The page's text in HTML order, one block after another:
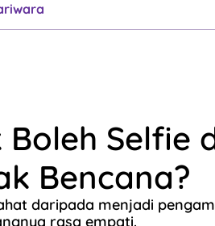
Selfie
Bencana?
daripada menjadi
rasa empati.